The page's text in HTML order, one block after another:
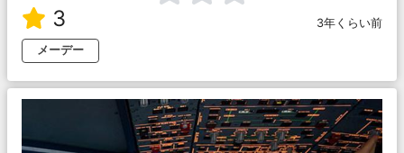
3
3年くらい前
メーデー